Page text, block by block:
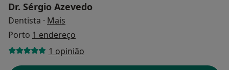
Dr. Sérgio Azevedo
Dentista · Mais
Porto 1 endereço
1 opinião